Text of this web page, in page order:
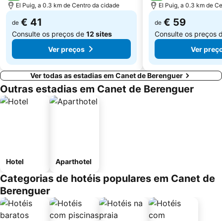
El Puig, a 0.3 km de Centro da cidade
de € 41
Consulte os preços de 12 sites
Ver preços
El Puig, a 0.3 km de
de € 59
Consulte os preços
Ver
Ver todas as estadias em Canet de Berenguer
Outras estadias em Canet de Berenguer
Hotel Aparthotel
Categorias de hotéis populares em Canet de
Berenguer